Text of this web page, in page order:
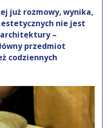
już rozmowy, wynika,
estetycznych nie jest
–
przedmiot
codziennych